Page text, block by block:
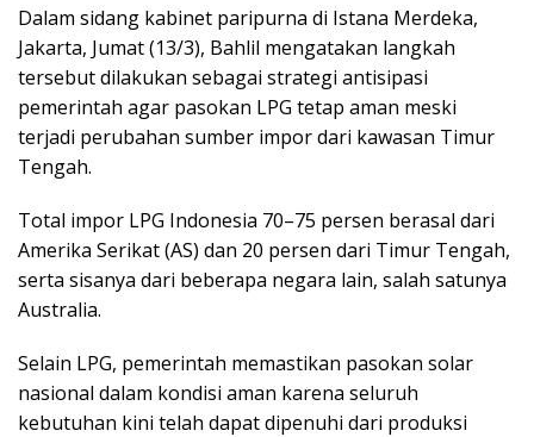
Dalam sidang kabinet paripurna di Istana Merdeka,
Jakarta, Jumat (13/3), Bahlil mengatakan langkah
tersebut dilakukan sebagai strategi antisipasi
pemerintah agar pasokan LPG tetap aman meski
terjadi perubahan sumber impor dari kawasan Timur
Tengah.
Total impor LPG Indonesia 70–75 persen berasal dari
Amerika Serikat (AS) dan 20 persen dari Timur Tengah,
serta sisanya dari beberapa negara lain, salah satunya
Australia.
Selain LPG, pemerintah memastikan pasokan solar
nasional dalam kondisi aman karena seluruh
kebutuhan kini telah dapat dipenuhi dari produksi